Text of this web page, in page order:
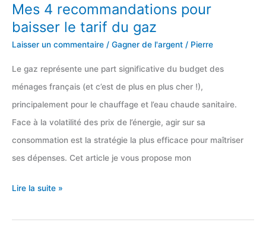
Mes 4 recommandations pour
baisser le tarif du gaz
Laisser un commentaire / Gagner de l'argent / Pierre
Le gaz représente une part significative du budget des
ménages français (et c’est de plus en plus cher !),
principalement pour le chauffage et l’eau chaude sanitaire.
Face à la volatilité des prix de l’énergie, agir sur sa
consommation est la stratégie la plus efficace pour maîtriser
ses dépenses. Cet article je vous propose mon
Mes
recommandations
Lire la suite »